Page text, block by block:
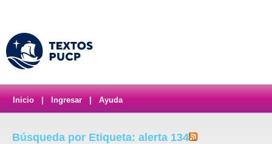
Inicio Ingresar Ayuda
Búsqueda por Etiqueta: alerta 134